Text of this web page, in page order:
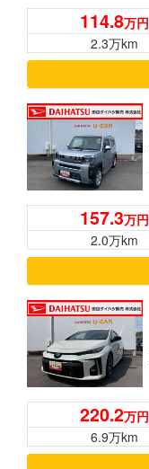
114.8万円
2.3万km
157.3万円
2.0万km
220.2万円
6.9万km